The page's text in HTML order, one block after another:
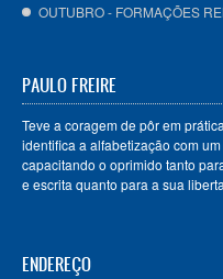
OUTUBRO - FORMAÇÕES
PAULO FREIRE
Teve a coragem de pôr em
identifica a alfabetização com
capacitando o oprimido tanto
e escrita quanto para a sua
ENDEREÇO